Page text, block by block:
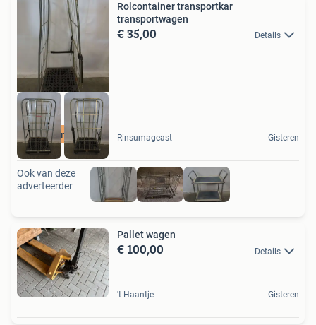
Bezorgen mogelijk
Rolcontainer transportkar
transportwagen
€ 35,00 Details
Rinsumageast Gisteren
Ook van deze
adverteerder
Pallet wagen
€ 100,00 Details
't Haantje Gisteren